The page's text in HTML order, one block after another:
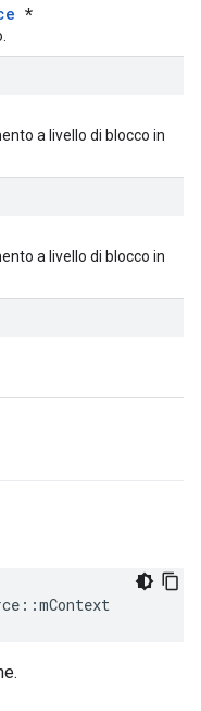
*
a livello di blocco in
a livello di blocco in
::mContext